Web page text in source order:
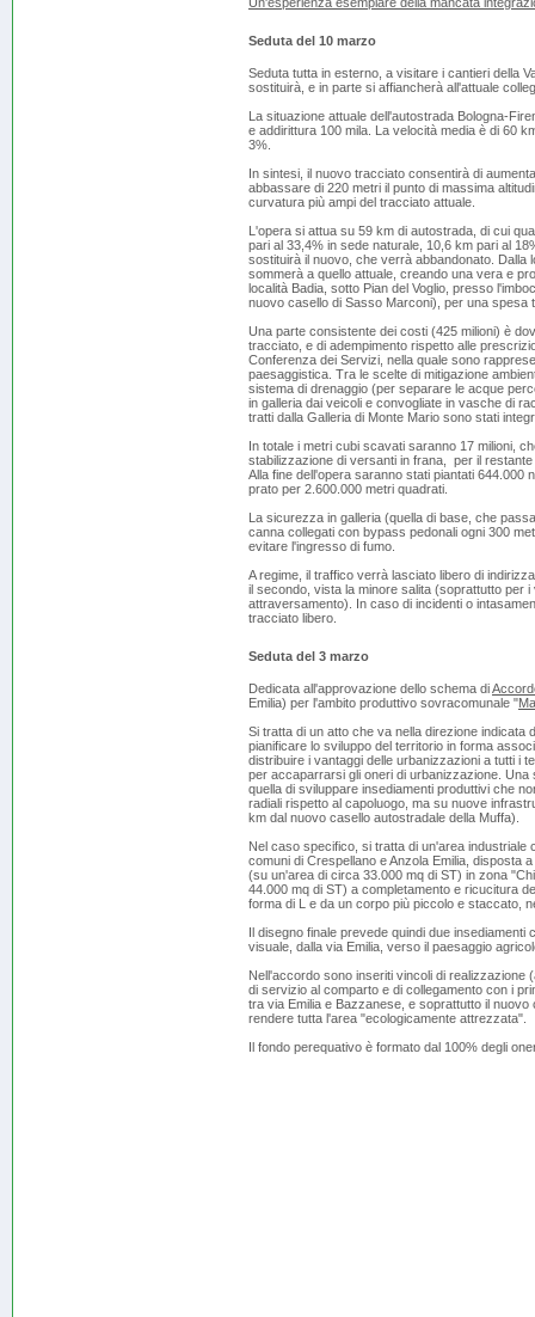
Seduta del 10 marzo
Seduta tutta in esterno, a visitare i cantieri della
sostituirà, e in parte si affiancherà all'attuale
La situazione attuale dell'autostrada Bologna-
e addirittura 100 mila. La velocità media è di 60
3%.
In sintesi, il nuovo tracciato consentirà di
abbassare di 220 metri il punto di massima
curvatura più ampi del tracciato attuale.
L'opera si attua su 59 km di autostrada, di cui
pari al 33,4% in sede naturale, 10,6 km pari al
sostituirà il nuovo, che verrà abbandonato.
sommerà a quello attuale, creando una vera e
località Badia, sotto Pian del Voglio, presso
nuovo casello di Sasso Marconi), per una spesa
Una parte consistente dei costi (425 milioni) è
tracciato, e di adempimento rispetto alle
Conferenza dei Servizi, nella quale sono
paesaggistica. Tra le scelte di mitigazione
sistema di drenaggio (per separare le acque
in galleria dai veicoli e convogliate in vasche di
tratti dalla Galleria di Monte Mario sono stati
In totale i metri cubi scavati saranno 17 milioni,
stabilizzazione di versanti in frana, per il
Alla fine dell'opera saranno stati piantati
prato per 2.600.000 metri quadrati.
La sicurezza in galleria (quella di base, che
canna collegati con bypass pedonali ogni 300
evitare l'ingresso di fumo.
A regime, il traffico verrà lasciato libero di
il secondo, vista la minore salita (soprattutto per
attraversamento). In caso di incidenti o
tracciato libero.
Seduta del 3 marzo
Dedicata all'approvazione dello schema di
Emilia) per l'ambito produttivo sovracomunale "
Si tratta di un atto che va nella direzione indicata
pianificare lo sviluppo del territorio in forma
distribuire i vantaggi delle urbanizzazioni a tutti i
per accaparrarsi gli oneri di urbanizzazione.
quella di sviluppare insediamenti produttivi che
radiali rispetto al capoluogo, ma su nuove
km dal nuovo casello autostradale della Muffa).
Nel caso specifico, si tratta di un'area industriale
comuni di Crespellano e Anzola Emilia, disposta
(su un'area di circa 33.000 mq di ST) in zona
44.000 mq di ST) a completamento e ricucitura
forma di L e da un corpo più piccolo e staccato,
Il disegno finale prevede quindi due
visuale, dalla via Emilia, verso il paesaggio
Nell'accordo sono inseriti vincoli di
di servizio al comparto e di collegamento con i
tra via Emilia e Bazzanese, e soprattutto il
rendere tutta l'area "ecologicamente attrezzata".
Il fondo perequativo è formato dal 100% degli